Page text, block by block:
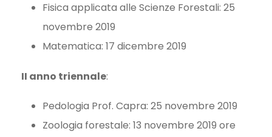
Fisica applicata alle Scienze Forestali: 25
novembre 2019
Matematica: 17 dicembre 2019
II anno triennale:
Pedologia Prof. Capra: 25 novembre 2019
Zoologia forestale: 13 novembre 2019 ore